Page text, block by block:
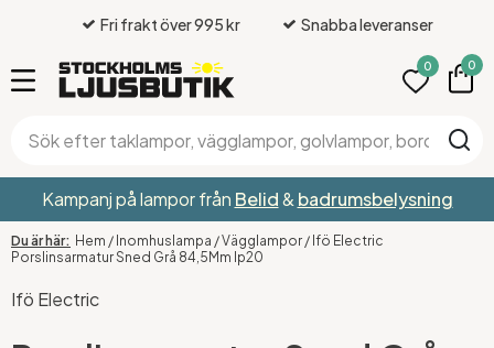
Fri frakt över 995 kr Snabba leveranser
0 0
Kampanj på lampor från Belid& badrumsbelysning
Hem / Inomhuslampa /Vägglampor / Ifö Electric
Porslinsarmatur Sned Grå 84,5Mm Ip20
Ifö Electric